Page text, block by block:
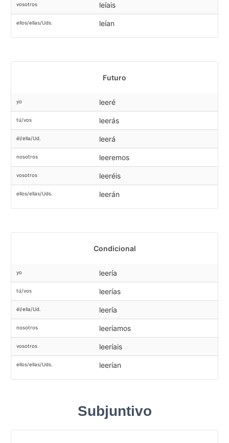
vosotros leíais
ellos/ellas/Uds. leían
Futuro
yo leeré
tú/vos leerás
él/ella/Ud. leerá
nosotros leeremos
vosotros leeréis
ellos/ellas/Uds. leerán
Condicional
yo leería
tú/vos leerías
él/ella/Ud. leería
nosotros leeríamos
vosotros leeríais
ellos/ellas/Uds. leerían
Subjuntivo